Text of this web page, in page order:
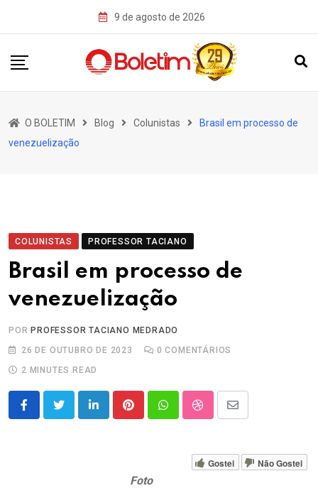
9 de agosto de 2026
O BOLETIM Blog Colunistas
Brasil em processo de
venezuelização
COLUNISTAS PROFESSOR TACIANO
Brasil em processo de
venezuelização
POR PROFESSOR TACIANO MEDRADO
26 DE OUTUBRO DE 2023
0 COMENTÁRIOS
2 MINUTES READ
LinkedInPinterestWhatsappStumbleUpon
Share
Email
Gostei Não Gostei
Foto